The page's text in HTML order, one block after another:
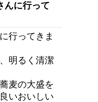
んに行って
行ってきま
明るく清潔
麦の大盛を
いおいしい